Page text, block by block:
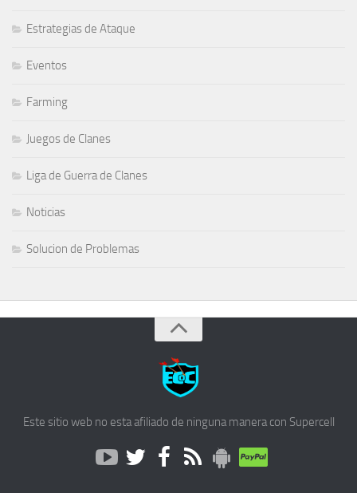
Estrategias de Ataque
Eventos
Farming
Juegos de Clanes
Liga de Guerra de Clanes
Noticias
Solucion de Problemas
Este sitio web no esta afiliado de ninguna manera con Supercell